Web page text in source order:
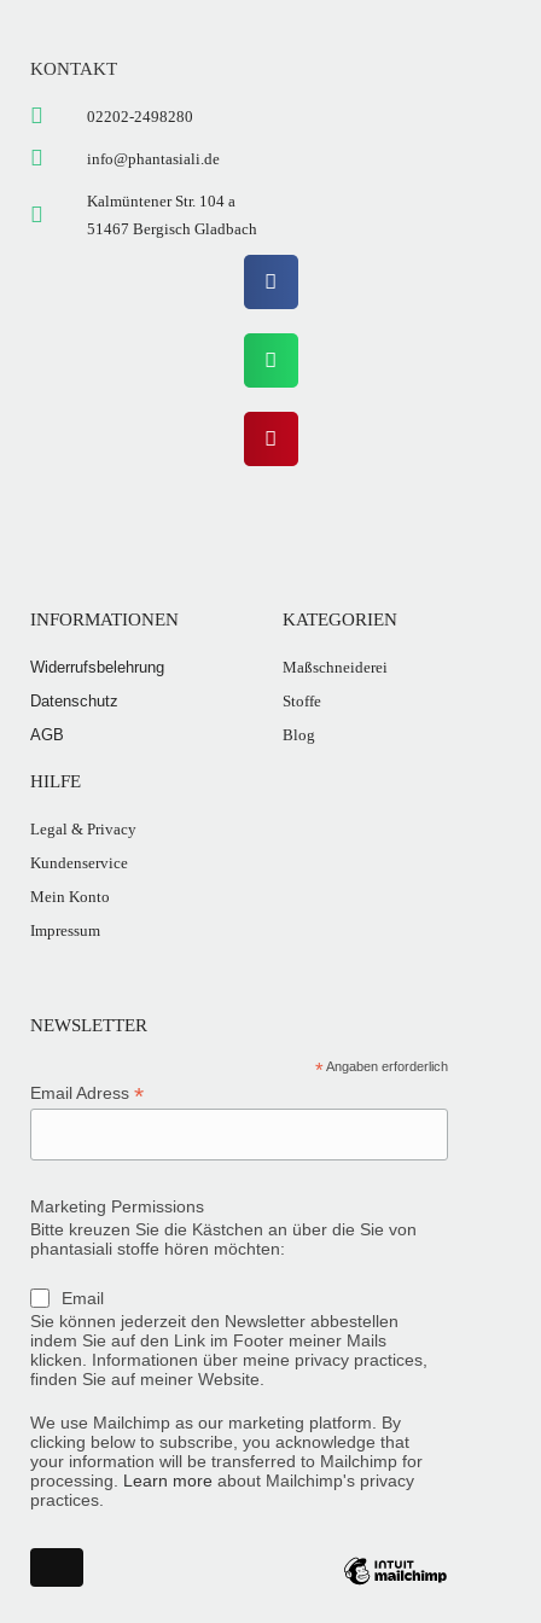
KONTAKT
02202-2498280
info@phantasiali.de
Kalmüntener Str. 104 a
51467 Bergisch Gladbach
INFORMATIONEN
Widerrufsbelehrung
Datenschutz
AGB
KATEGORIEN
Maßschneiderei
Stoffe
Blog
HILFE
Legal & Privacy
Kundenservice
Mein Konto
Impressum
NEWSLETTER
*Angaben erforderlich
Email Adress *
Marketing Permissions
Bitte kreuzen Sie die Kästchen an über die Sie von
phantasiali stoffe hören möchten:
Email
Sie können jederzeit den Newsletter abbestellen
indem Sie auf den Link im Footer meiner Mails
klicken. Informationen über meine privacy practices,
finden Sie auf meiner Website.
We use Mailchimp as our marketing platform. By
clicking below to subscribe, you acknowledge that
your information will be transferred to Mailchimp for
processing. Learn more about Mailchimp's privacy
practices.